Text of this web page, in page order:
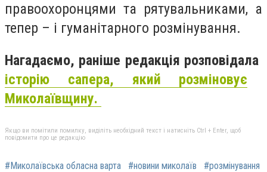
правоохоронцями та рятувальниками, а
тепер – і гуманітарного розмінування.
Нагадаємо, раніше редакція розповідала
історію сапера, який розміновує
Миколаївщину.
Якщо ви помітили помилку, виділіть необхідний текст і натисніть Ctrl + Enter, щоб
повідомити про це редакцію
#Миколаївська обласна варта #новини миколаїв #розмінування